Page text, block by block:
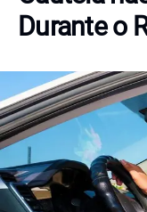
Durante o